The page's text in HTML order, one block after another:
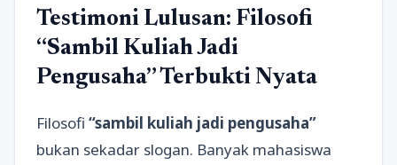
Testimoni Lulusan: Filosofi
“Sambil Kuliah Jadi
Pengusaha” Terbukti Nyata
Filosofi “sambil kuliah jadi pengusaha”
bukan sekadar slogan. Banyak mahasiswa